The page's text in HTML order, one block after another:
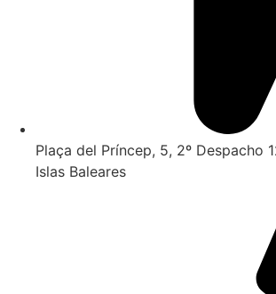
Plaça del Príncep, 5, 2º Despacho
Islas Baleares